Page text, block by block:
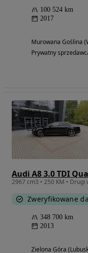
100 524 km
2017
Murowana Goślina
Prywatny
Audi A8 3.0 TDI
2967 cm3 • 250 KM • Drugi
Zweryfikowane
348 700 km
2013
Zielona Góra